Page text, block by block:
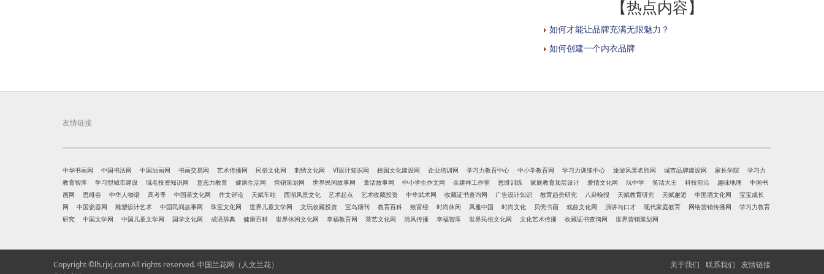
【热点内容】
如何才能让品牌充满无限魅力？
如何创建一个内衣品牌
友情链接
中华书画网 中国书法网 中国油画网 书画交易网 艺术传播网 民俗文化网 刺绣文化网 VI设计知识网 校园文化建设网 企业培训网 学习力教育中心 中小学教育网 学习力训练中心 旅游风景名胜网 城市品牌建设网 家长学院
学习力
教育智库
学习型城市建设 域名投资知识网 意志力教育 健康生活网 营销策划网 世界民间故事网 童话故事网 中小学生作文网 余建祥工作室 思维训练 家庭教育顶层设计 爱情文化网 玩中学 笑话大王 科技前沿 趣味地理
中国书
画网
思维谷 中华人物谱 高考季 中国茶文化网 作文评论 天赋车站 西湖风景文化 艺术起点 艺术收藏投资 中华武术网 收藏证书查询网 广告设计知识 教育趋势研究 八卦晚报 天赋教育研究 天赋邂逅 中国酒文化网
宝宝成长
网
中国瓷器网 雕塑设计艺术 中国民间故事网 珠宝文化网 世界儿童文学网 文玩收藏投资 宝岛期刊 教育百科 致富经 时尚休闲 风雅中国 时尚文化 贝壳书画 戏曲文化网 演讲与口才 现代家庭教育 网络营销传播网
学习力教育
研究
中国文学网 中国儿童文学网 国学文化网 成语辞典 健康百科 世界休闲文化网 幸福教育网 茶艺文化网 清风传播 幸福智库 世界民俗文化网 文化艺术传播 收藏证书查询网 世界营销策划网
Copyright ©lh.rjxj.com All rights reserved.中国兰花网（人文兰花）
关于我们 联系我们 友情链接